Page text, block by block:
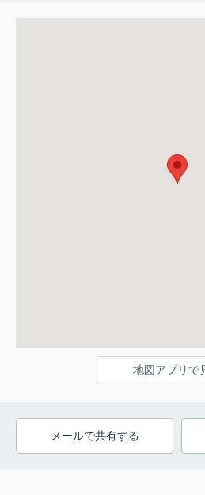
地図アプリで
メールで共有する